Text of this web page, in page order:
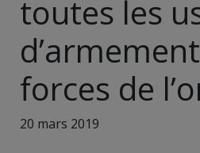
toutes les
forces de
20 mars 2019